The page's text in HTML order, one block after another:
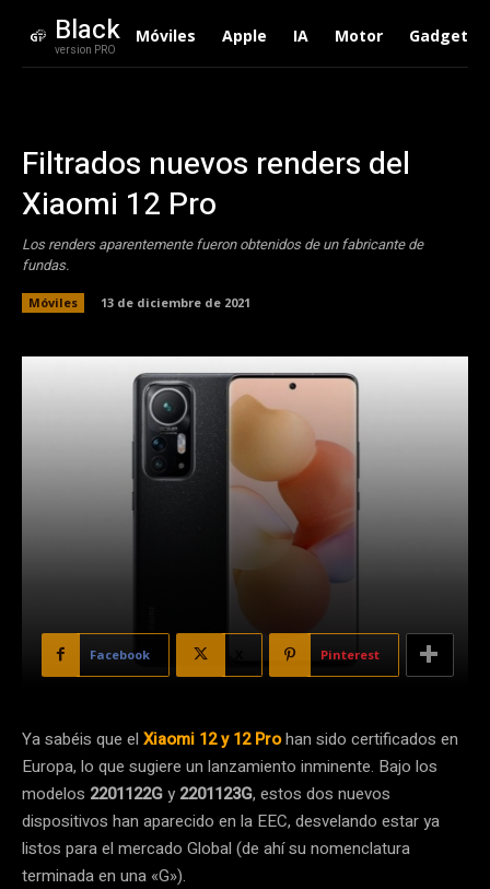
Black
version PRO
Móviles Apple IA Motor Gadgets
Filtrados nuevos renders del
Xiaomi 12 Pro
Los renders aparentemente fueron obtenidos de un fabricante de
fundas.
Móviles 13 de diciembre de 2021
Facebook Pinterest
Ya sabéis que el Xiaomi 12 y 12 Prohan sido certificados en
Europa, lo que sugiere un lanzamiento inminente. Bajo los
modelos 2201122Gy 2201123G, estos dos nuevos
dispositivos han aparecido en la EEC, desvelando estar ya
listos para el mercado Global (de ahí su nomenclatura
terminada en una «G»).